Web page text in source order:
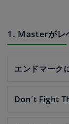
1. Masterがレ
エンドマーク
Don't Fight